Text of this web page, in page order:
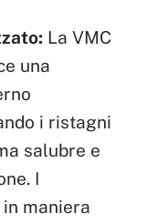
La VMC
una
i ristagni
salubre e
I
maniera